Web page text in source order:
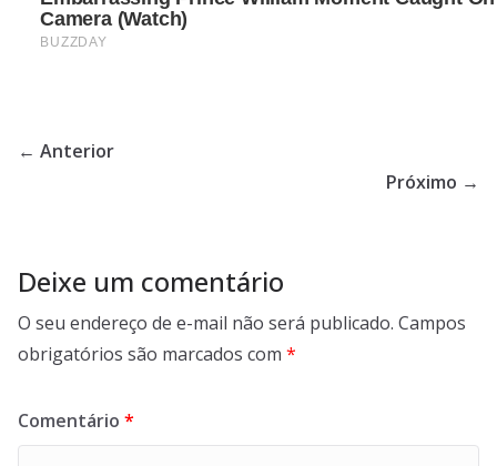
← Anterior
Próximo →
Deixe um comentário
O seu endereço de e-mail não será publicado. Campos
obrigatórios são marcados com *
Comentário *